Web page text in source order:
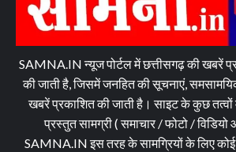
SAMNA.IN न्यूज पोर्टल में छत्तीसगढ़ की खबरें
की जाती है, जिसमें जनहित की सूचनाएं,
खबरें प्रकाशित की जाती है। साइट के कुछ तत्वों में
प्रस्तुत सामग्री ( समाचार / फोटो / विडियो
SAMNA.IN इस तरह के सामग्रियों के लिए कोई